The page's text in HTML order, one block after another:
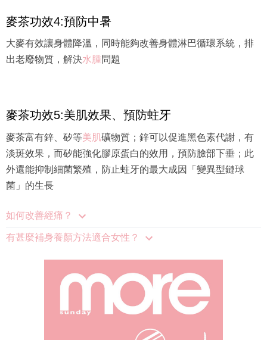
麥茶功效4:預防中暑
大麥有效讓身體降溫，同時能夠改善身體淋巴循環系統，排
出老廢物質，解決水腫問題
麥茶功效5:美肌效果、預防蛀牙
麥茶富有鋅、矽等美肌 礦物質；鋅可以促進黑色素代謝，有
淡斑效果，而矽能強化膠原蛋白的效用，預防臉部下垂；此
外還能抑制細菌繁殖，防止蛀牙的最大成因「變異型鏈球
菌」的生長
如何改善經痛？
有甚麼補身養顏方法適合女性？